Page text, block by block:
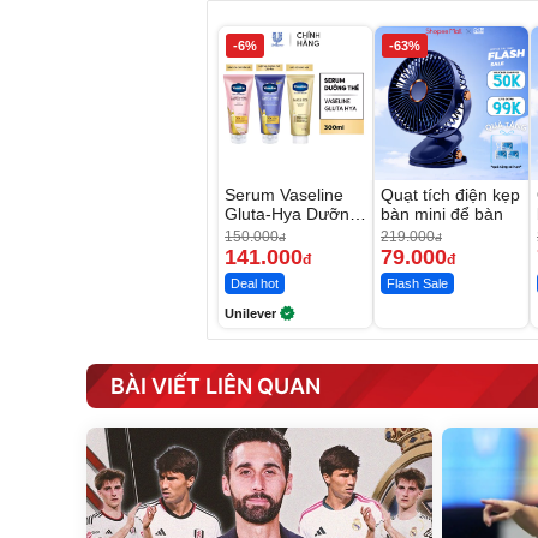
-6%
Serum Vaseline
Gluta-Hya Dưỡng
Da Sáng Mịn Sau
7 Ngày
150.000đ
141.000đ
Deal hot
Unilever
-63%
Quạt tích điện kẹp
bàn mini để bàn
219.000đ
79.000đ
Flash Sale
BÀI VIẾT LIÊN QUAN